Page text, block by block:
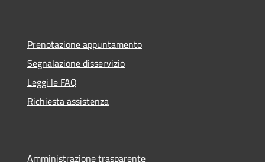
Prenotazione appuntamento
Segnalazione disservizio
Leggi le FAQ
Richiesta assistenza
Amministrazione trasparente